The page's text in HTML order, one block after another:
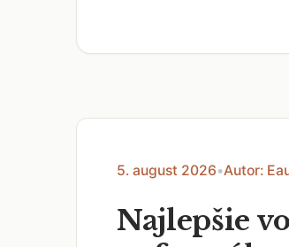
5. august 2026•Autor:
Najlepšie